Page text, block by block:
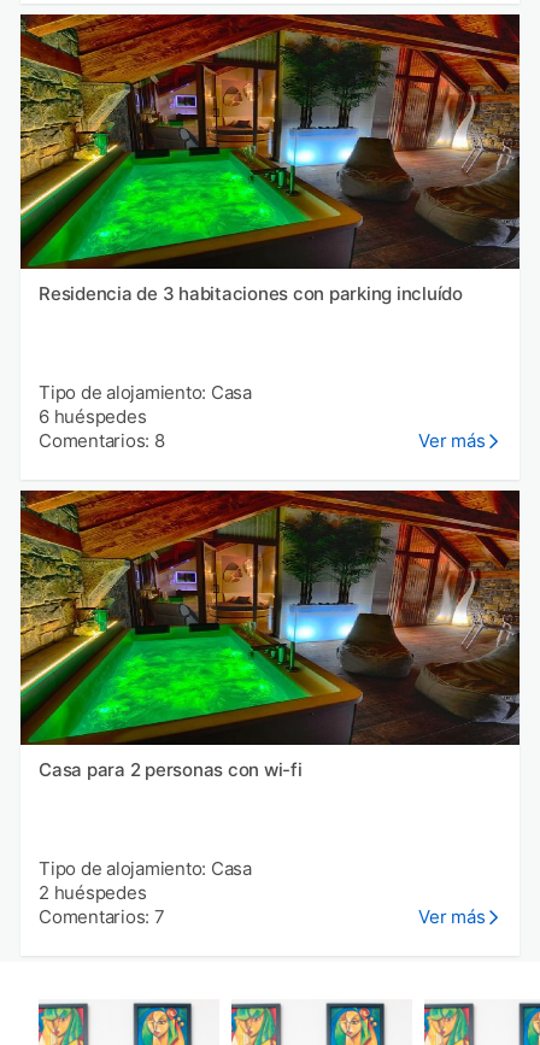
Residencia de 3 habitaciones con parking incluído
Tipo de alojamiento: Casa
6 huéspedes
Comentarios: 8
Ver más
Casa para 2 personas con wi-fi
Tipo de alojamiento: Casa
2 huéspedes
Comentarios: 7
Ver más